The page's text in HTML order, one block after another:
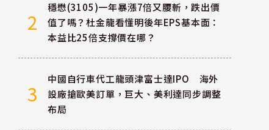
2
穩懋(3105)一年暴漲7倍又腰斬，跌出價
值了嗎？杜金龍看懂明後年EPS基本面：
本益比25倍支撐價在哪？
3
中國自行車代工龍頭津富士達IPO 海外
設廠搶歐美訂單，巨大、美利達同步調整
布局